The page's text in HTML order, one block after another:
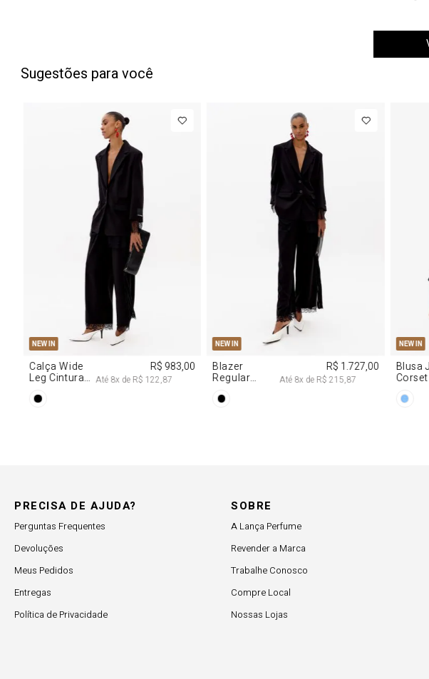
Sugestões para você
NEW IN
Blazer
Regular
Acetinado
R$ 1.777,00
Até 8x deR$ 222,12
NEW IN
Calça Jeans
Barrel
Média
R$ 863,00
Até 8x deR$ 107,87
NEW IN
Colete
PRECISA DE AJUDA?
Perguntas Frequentes
Devoluções
Meus Pedidos
Entregas
Política de Privacidade
SOBRE
A Lança Perfume
Revender a Marca
Trabalhe Conosco
Compre Local
Nossas Lojas